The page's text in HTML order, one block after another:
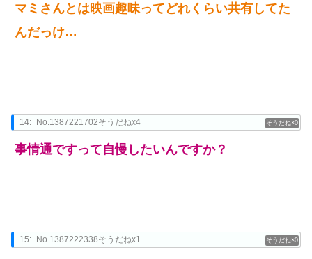
マミさんとは映画趣味ってどれくらい共有してた
んだっけ…
0
14: No.1387221702そうだねx4
事情通ですって自慢したいんですか？
0
15: No.1387222338そうだねx1